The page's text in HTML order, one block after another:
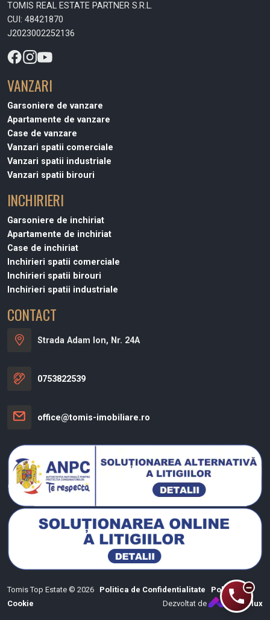
TOMIS REAL ESTATE PARTNER S.R.L.
CUI: 48421870
J2023002252136
VANZARI
Garsoniere de vanzare
Apartamente de vanzare
Case de vanzare
Vanzari spatii comerciale
Vanzari spatii industriale
Vanzari spatii birouri
INCHIRIERI
Garsoniere de inchiriat
Apartamente de inchiriat
Case de inchiriat
Inchirieri spatii comerciale
Inchirieri spatii birouri
Inchirieri spatii industriale
CONTACT
Strada Adam Ion, Nr. 24A
0753822539
office@tomis-imobiliare.ro
Tomis Top Estate © 2026 Politica de Confidentialitate
Politica de
Cookie
Dezvoltat de ImmoFlux